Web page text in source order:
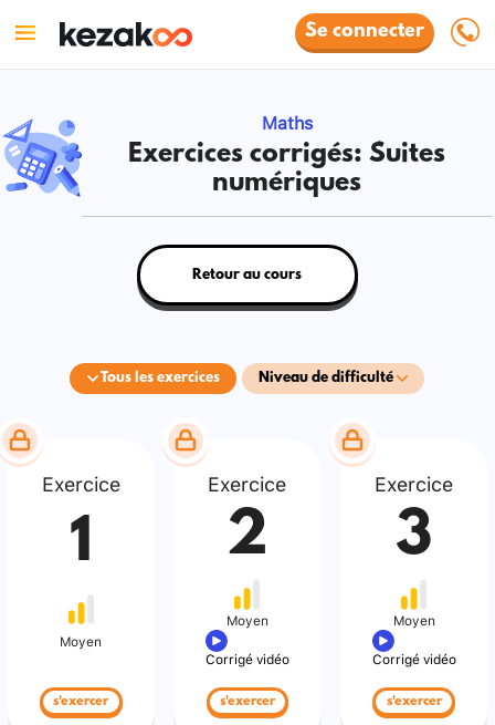
Se connecter
Maths
Exercices corrigés: Suites
numériques
Tous les exercices Niveau de difficulté
Retour au cours
Exercice
1
Moyen
s'exercer
Exercice
2
Moyen
Corrigé vidéo
s'exercer
Exercice
3
Moyen
Corrigé vidéo
s'exercer